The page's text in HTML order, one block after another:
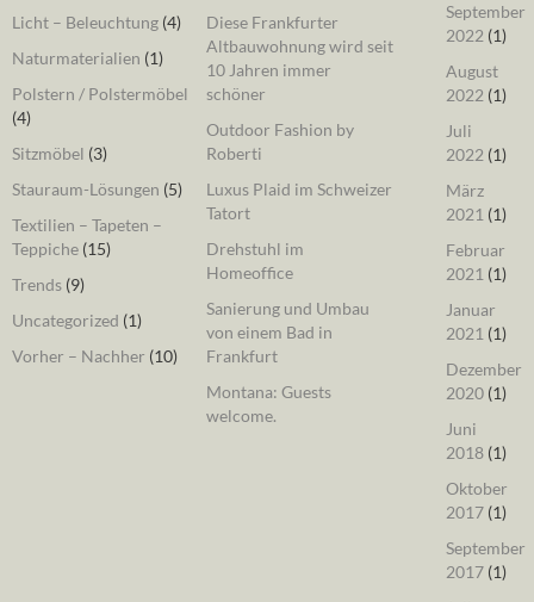
Licht – Beleuchtung (4)
Naturmaterialien (1)
Polstern / Polstermöbel
(4)
Sitzmöbel (3)
Stauraum-Lösungen (5)
Textilien – Tapeten –
Teppiche (15)
Trends (9)
Uncategorized (1)
Vorher – Nachher (10)
Diese Frankfurter
Altbauwohnung wird seit
10 Jahren immer
schöner
Outdoor Fashion by
Roberti
Luxus Plaid im Schweizer
Tatort
Drehstuhl im
Homeoffice
Sanierung und Umbau
von einem Bad in
Frankfurt
Montana: Guests
welcome.
September
2022 (1)
August
2022 (1)
Juli
2022 (1)
März
2021 (1)
Februar
2021 (1)
Januar
2021 (1)
Dezember
2020(1)
Juni
2018(1)
Oktober
2017(1)
September
2017(1)